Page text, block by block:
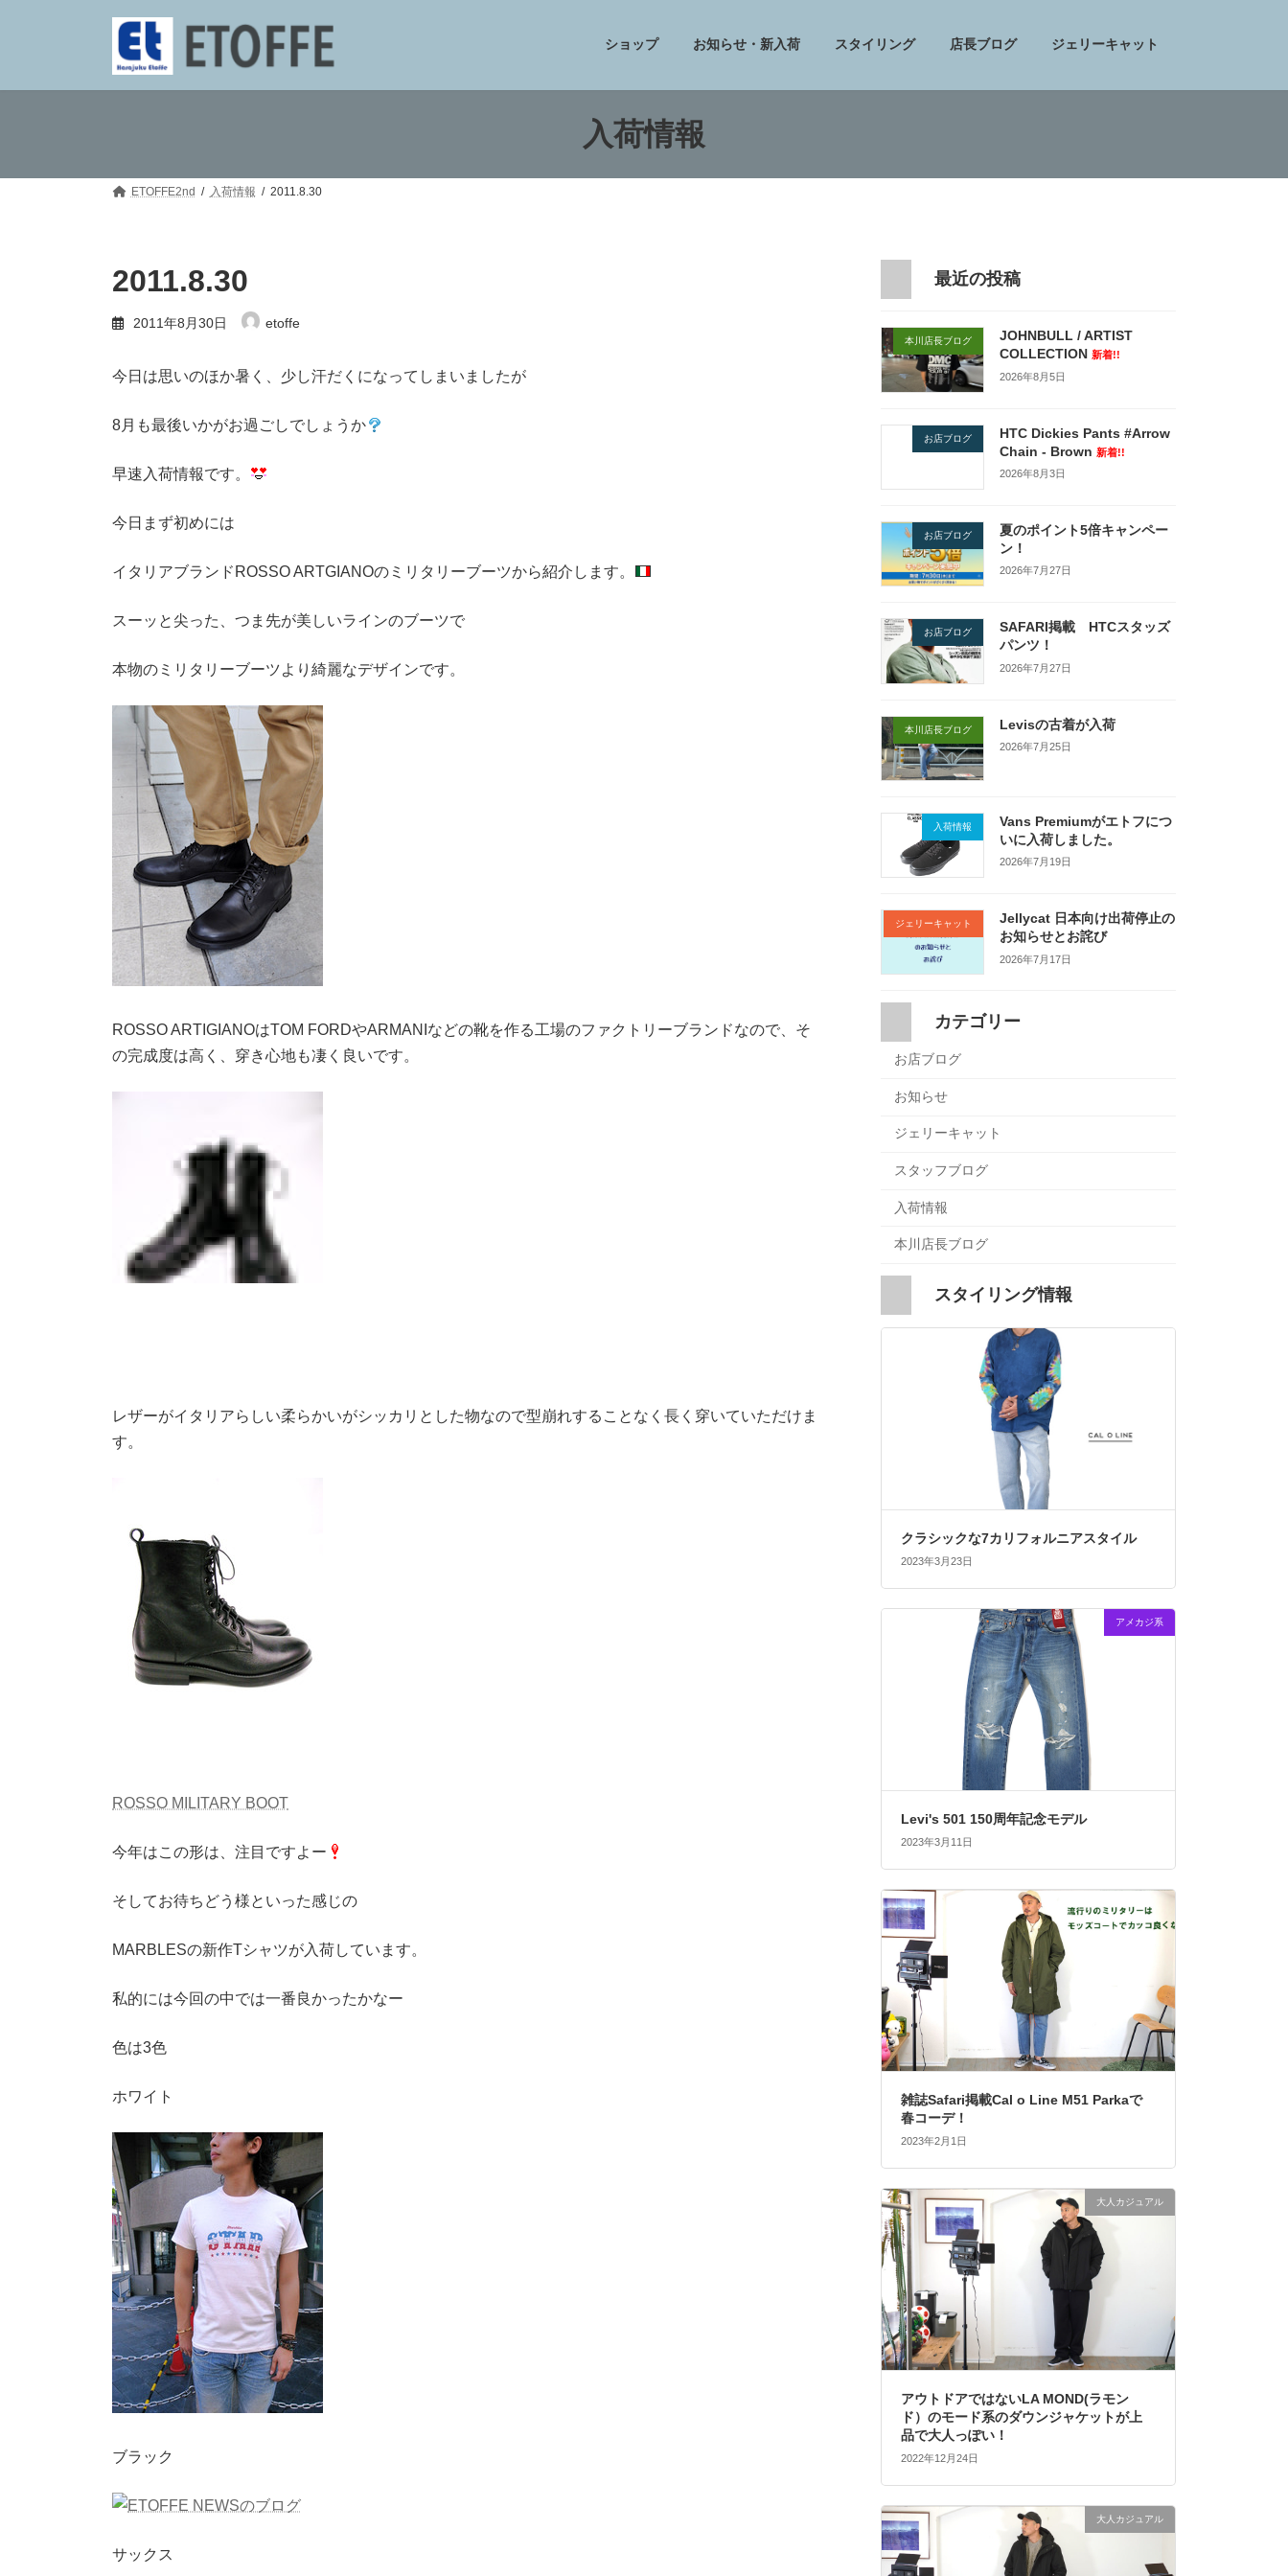
ツ
シ
ショップ お知らせ・新入荷 スタイリング 店長ブログ ジェリーキャット
入荷情報
ETOFFE2nd 入荷情報 2011.8.30
2011.8.30
2011年8月30日 etoffe
今日は思いのほか暑く、少し汗だくになってしまいましたが
8月も最後いかがお過ごしでしょうか
早速入荷情報です。
今日まず初めには
イタリアブランドROSSO ARTGIANOのミリタリーブーツから紹介します。
スーッと尖った、つま先が美しいラインのブーツで
本物のミリタリーブーツより綺麗なデザインです。
ROSSO ARTIGIANOはTOM FORDやARMANIなどの靴を作る工場のファクトリーブランドなので、そ
の完成度は高く、穿き心地も凄く良いです。
レザーがイタリアらしい柔らかいがシッカリとした物なので型崩れすることなく長く穿いていただけま
す。
ROSSO MILITARY BOOT
今年はこの形は、注目ですよー
そしてお待ちどう様といった感じの
MARBLESの新作Tシャツが入荷しています。
私的には今回の中では一番良かったかなー
色は3色
ホワイト
ブラック
サックス
最近の投稿
本川店長ブログ
JOHNBULL / ARTIST
COLLECTION 新着!!
2026年8月5日
お店ブログ
HTC Dickies Pants #Arrow
Chain - Brown 新着!!
2026年8月3日
お店ブログ
夏のポイント5倍キャンペー
ン！
2026年7月27日
お店ブログ
SAFARI掲載 HTCスタッズ
パンツ！
2026年7月27日
本川店長ブログ Levisの古着が入荷
2026年7月25日
入荷情報
Vans Premiumがエトフにつ
いに入荷しました。
2026年7月19日
ジェリーキャット
Jellycat 日本向け出荷停止の
お知らせとお詫び
2026年7月17日
カテゴリー
お店ブログ
お知らせ
ジェリーキャット
スタッフブログ
入荷情報
本川店長ブログ
スタイリング情報
クラシックな7カリフォルニアスタイル
2023年3月23日
アメカジ系
Levi's 501 150周年記念モデル
2023年3月11日
雑誌Safari掲載Cal o Line M51 Parkaで
春コーデ！
2023年2月1日
大人カジュアル
アウトドアではないLA MOND(ラモン
ド）のモード系のダウンジャケットが上
品で大人っぽい！
2022年12月24日
大人カジュアル